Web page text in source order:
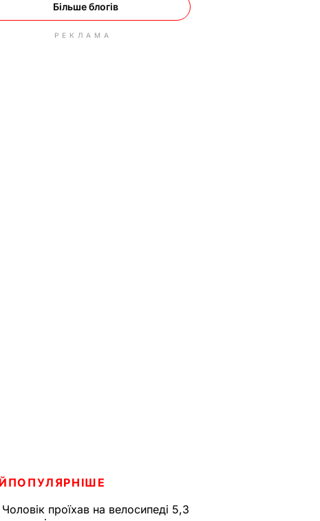
Більше блогів
РЕКЛАМА
Чоловік проїхав на велосипеді 5,3